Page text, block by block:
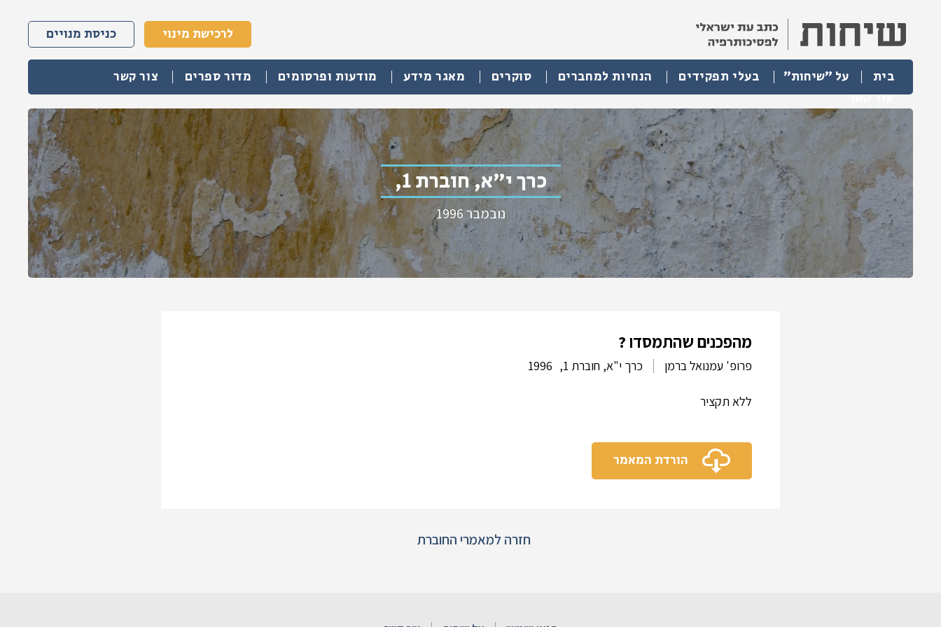
לרכישת מינוי כניסת מנויים
בית על "שיחות" בעלי תפקידים הנחיות למחברים סוקרים מאגר מידע מודעות ופרסומים מדור ספרים
צור קשר
צור קשר
כרך י"א, חוברת 1,
נובמבר 1996
מהפכנים שהתמסדו ?
פרופ' עמנואל ברמן כרך י"א, חוברת 1, 1996
ללא תקציר
הורדת המאמר
חזרה למאמרי החוברת